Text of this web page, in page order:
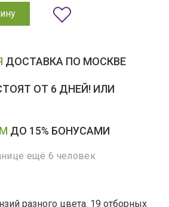
ДОСТАВКА ПО МОСКВЕ
ОТ 6 ДНЕЙ! ИЛИ
ДО 15% БОНУСАМИ
ещё 6 человек
разного цвета. 19 отборных